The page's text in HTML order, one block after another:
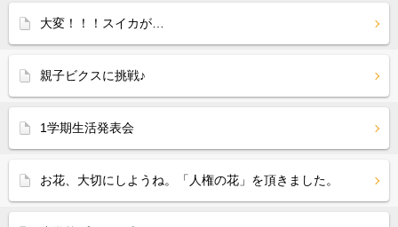
大変！！！スイカが…
親子ビクスに挑戦♪
1学期生活発表会
お花、大切にしようね。「人権の花」を頂きました。